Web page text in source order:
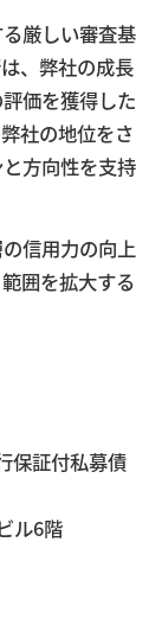
厳しい審査基
、弊社の成長
価を獲得した
社の地位をさ
方向性を支持
信用力の向上
囲を拡大する
保証付私募債
ル6階